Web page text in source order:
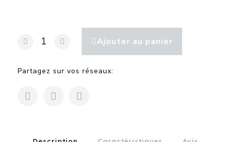
Ajouter au panier
Partagez sur vos réseaux: